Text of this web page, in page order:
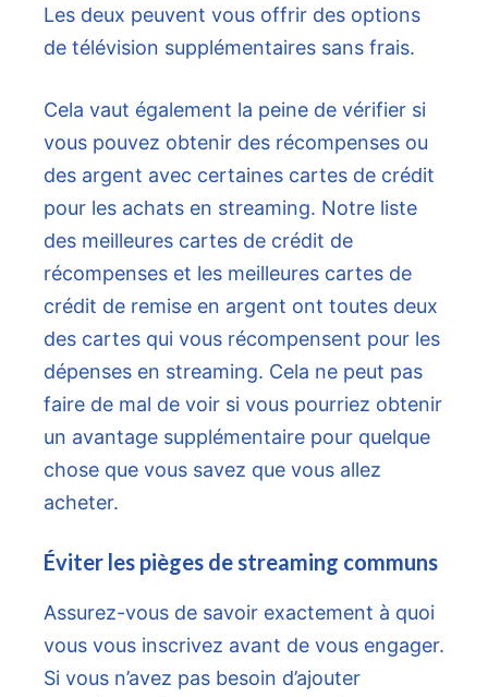
Les deux peuvent vous offrir des options
de télévision supplémentaires sans frais.
Cela vaut également la peine de vérifier si
vous pouvez obtenir des récompenses ou
des argent avec certaines cartes de crédit
pour les achats en streaming. Notre liste
des meilleures cartes de crédit de
récompenses et les meilleures cartes de
crédit de remise en argent ont toutes deux
des cartes qui vous récompensent pour les
dépenses en streaming. Cela ne peut pas
faire de mal de voir si vous pourriez obtenir
un avantage supplémentaire pour quelque
chose que vous savez que vous allez
acheter.
Éviter les pièges de streaming communs
Assurez-vous de savoir exactement à quoi
vous vous inscrivez avant de vous engager.
Si vous n’avez pas besoin d’ajouter